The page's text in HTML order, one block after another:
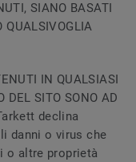
SIANO BASATI
QUALSIVOGLIA
IN QUALSIASI
DEL SITO SONO AD
declina
danni o virus che
o altre proprietà